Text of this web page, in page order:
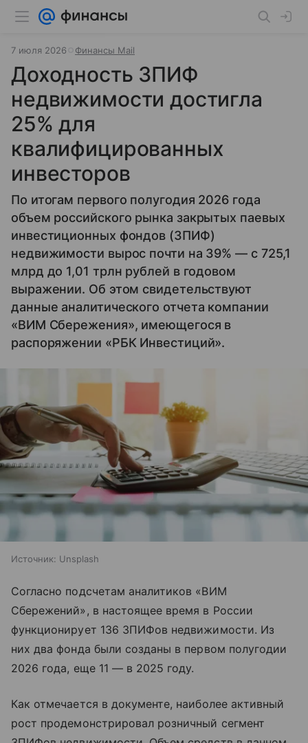
7 июля 2026 Финансы Mail
Доходность ЗПИФ
недвижимости достигла
25% для
квалифицированных
инвесторов
По итогам первого полугодия 2026 года
объем российского рынка закрытых паевых
инвестиционных фондов (ЗПИФ)
недвижимости вырос почти на 39% — с 725,1
млрд до 1,01 трлн рублей в годовом
выражении. Об этом свидетельствуют
данные аналитического отчета компании
«ВИМ Сбережения», имеющегося в
распоряжении «РБК Инвестиций».
Источник: Unsplash
Согласно подсчетам аналитиков «ВИМ
Сбережений», в настоящее время в России
функционирует 136 ЗПИФов недвижимости. Из
них два фонда были созданы в первом полугодии
2026 года, еще 11 — в 2025 году.
Как отмечается в документе, наиболее активный
рост продемонстрировал розничный сегмент